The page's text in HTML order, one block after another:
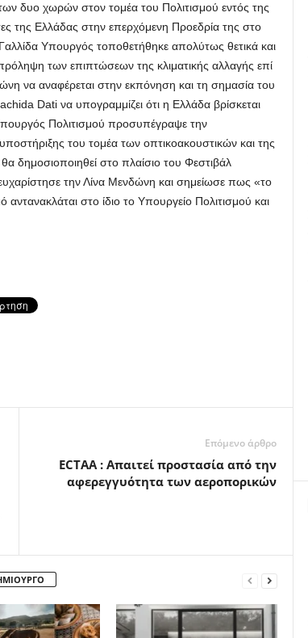
δυο χωρών στον τομέα του Πολιτισμού εντός της
της Ελλάδας στην επερχόμενη Προεδρία της στο
Υπουργός τοποθετήθηκε απολύτως θετικά και
των επιπτώσεων της κλιματικής αλλαγής επί
να αναφέρεται στην εκπόνηση και τη σημασία του
Dati να υπογραμμίζει ότι η Ελλάδα βρίσκεται
Πολιτισμού προσυπέγραψε την
του τομέα των οπτικοακουστικών και της
δημοσιοποιηθεί στο πλαίσιο του Φεστιβάλ
την Λίνα Μενδώνη και σημείωσε πως «το
στο ίδιο το Υπουργείο Πολιτισμού και
Επόμενο άρθρο
ECTAA : Απαιτεί προστασία από την
αφερεγγυότητα των αεροπορικών